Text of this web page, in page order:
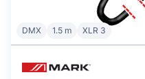
DMX 1.5 m XLR 3